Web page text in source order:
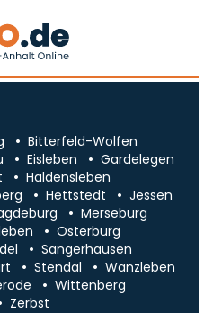
Bitterfeld-Wolfen
Eisleben
Gardelegen
Haldensleben
Hettstedt
Jessen
Merseburg
Osterburg
Sangerhausen
Stendal
Wanzleben
Wittenberg
Zerbst